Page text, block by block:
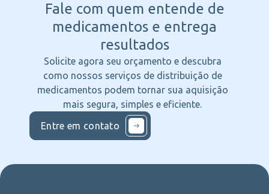
Fale com quem entende de
medicamentos e entrega
resultados
Solicite agora seu orçamento e descubra
como nossos serviços de distribuição de
medicamentos podem tornar sua aquisição
mais segura, simples e eficiente.
Entre em contato